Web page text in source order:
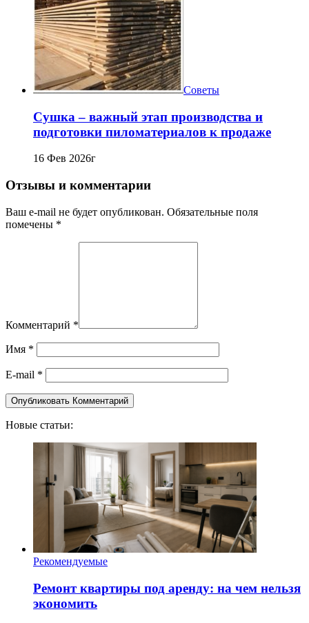
Советы
Сушка – важный этап производства и
подготовки пиломатериалов к продаже
16 Фев 2026г
Отзывы и комментарии
Ваш e-mail не будет опубликован. Обязательные поля
помечены *
Комментарий *
Имя *
E-mail *
Новые статьи:
Рекомендуемые
Ремонт квартиры под аренду: на чем нельзя
экономить